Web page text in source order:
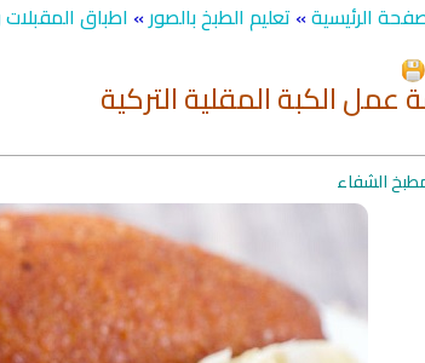
الرئيسية» تعليم الطبخ بالصور» اطباق
عمل الكبة المقلية التركية
الشفاء